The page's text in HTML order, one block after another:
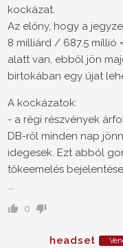
kockázat.
Az előny, hogy a
8 milliárd / 687.5 millió
alatt van, ebből jön
birtokában egy újat
A kockázatok:
- a régi részvények
DB-ről minden nap
idegesek. Ezt abból
tőkeemelés
...
0
headset